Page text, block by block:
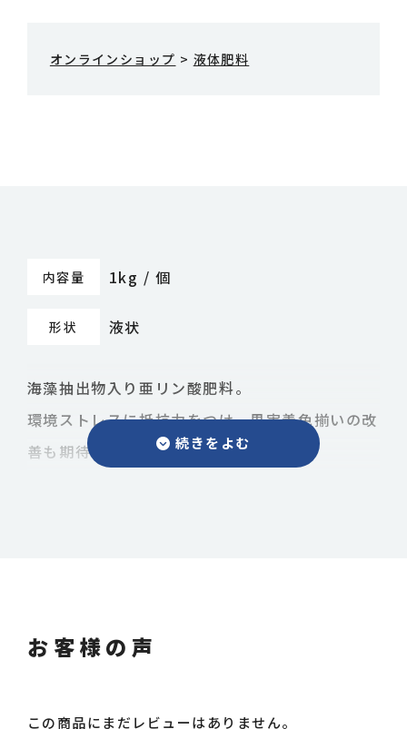
オンラインショップ > 液体肥料
内容量 1kg / 個
形状 液状
海藻抽出物入り亜リン酸肥料。
環境ストレスに抵抗力をつけ、果実着色揃いの改
善も期待できます。
窒素
お客様の声
この商品にまだレビューはありません。